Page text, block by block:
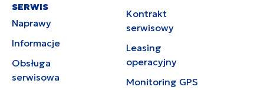
SERWIS
Naprawy
Informacje
Obsługa
serwisowa
Kontrakt
serwisowy
Leasing
operacyjny
Monitoring GPS